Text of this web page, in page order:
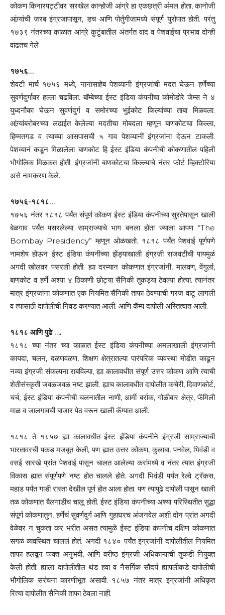
कोकण किनारपट्टीवर सरखेल कान्होजी आंग्रे हा एकछत्री अंमल होता, कानोजी
आंग्र्यांची जरब इंग्रजापासून, डच आणि पोर्तुगीजामध्ये संपूर्ण युरोपात होती. परंतु
१७३९ नंतरच्या काळात आंग्रे कुटुंबातील अंतर्गत वाद व पेशवाईचा प्रभाव दोन्ही
वाढतच गेले
१७५६…
शेवटी मार्च १७५६ मध्ये, नानासाहेब पेशव्यानी इंग्रजांची मदत घेऊन हर्णेच्या
सुवर्णदुर्गावर हल्ला चढविला. बॉम्बेच्या ईस्ट इंडिया कंपनीचा कोमोडोरे जेम्स ने ४
युध्दनौका घेऊन सुवर्णदुर्ग व समोरच्या भुईकोट किल्यांच्या ताबा मिळवला.
आंग्र्यांबरोबरच्या लढाईत केलेल्या मदतीचा मोबदला म्हणून बाणकोटचा किल्ला,
हिम्मतगड व त्याच्या आसपासची ५ गाव पेशव्यानीं इंग्रजांना देऊन टाकली.
पेशव्यानं कडून मिळालेला बाणकोट हि ईस्ट इंडिया कंपनीची कोकणातील पहिली
भौगोलिक मिळकत होती. इंग्रजांनी बाणकोटचा किल्ल्याचे नंतर फोर्ट व्हिक्टोरिया
असे नामकरण केले.
१७५६-१८१८…
१७५६ नंतर १८१८ पर्यंत संपूर्ण कोकण ईस्ट इंडिया कंपनीच्या सुरतेपासून खाली
बेळगाव पर्यंत पसरलेल्या साम्राज्याचे भाग बनला होता ज्याला आपण “The
Bombay Presidency” म्हणून ओळखतो. १८१८ पर्यंत पेशवाई पूर्णपणे
नामशेष होऊन ईस्ट इंडिया कंपनीच्या झेंड्याखाली इंग्रज़ी राजवटीची पायमुळं
अगदी खोलवर पसरली होती. ह्या दरम्यान कोकणात इंग्रजांनी, मालवण, वेंगुर्ला,
बाणकोट व हर्णे अश्या ४ ठिकाणी छोट्या सैनिकी तुकड्या ठेवल्या होत्या. त्यानंतर
मात्र इंग्रजांना कोकणात एक नियमित सैनिकी ताफा ठेवण्याची गरज वाटू लागली
व त्यासाठी दापोलीची निवड करण्यात आली. आणि कॅम्प दापोली अस्तित्वात आली.
१८१८ आणि पुढे ….
१८१८ च्या नंतर च्या काळात ईस्ट इंडिया कंपनीच्या अमलाखाली इंग्रजांनी
कायदा, चलन, दळणवळण, शिक्षण क्षेत्रातल्या पारंपरिक व्यवस्था मोडीत काढून
नव्या इंग्रजी संकल्पना राबविल्या, ह्या कालावधीत संपूर्ण उत्तर कोकण आणि त्याची
शेतीसंस्कृती जवळजवळ नष्ट झाली. ह्याच कालावधीत दापोलीत कचेरी, दिवाणकोर्ट,
चर्च, ईस्ट इंडिया कंपनीची चलनातील नाणी, आर्मी बर्राक, गोळीबार क्षेत्र, फॅमिली
माळ व जालगावची बाजार पेठ वरून खाली कॅम्पात आली.
१८१८ ते १८५७ ह्या कालावधीत ईस्ट इंडिया कंपनीने इंग्रजी साम्राज्याची
भारतावरची पकड मजबूत केली, पण ह्यात उत्तर कोकण, कुलाबा, पनवेल, भिवंडी व
वसई सारखे प्रांत पेशवाई पासून चालत आलेल्या करांमध्ये व नंतर त्यात इंग्रजी
विकास ह्यात संपूर्णपणे नष्ट होत चालले होते. अगदी भिवंडी पर्यंत रेल्वे ट्रॅकस,
महाड पर्यंत गाडी रास्ता देखील पूर्ण होत आला होता. पण त्यापुढे दापोली पासून खाली
तळ कोकणात बैलगाडीच चालू होती. ईस्ट इंडिया कंपनीच्या अश्या परिस्थितीत सुद्धा
संपूर्ण कोकणातुन, हर्णेचं सुवर्णदुर्ग आणि गुहाघरच अंजनवेल अशी दोन प्रांत अगदी
वेळेवर न चुकता कर भरीत असत त्यामुळे ईस्ट इंडिया कंपनीचं दक्षिण कोकणात
सगळं व्यवस्थित चाललं होतं. अगदी १८४० पर्यंत इंग्रजांनी दापोलीतील नियमित
ताफा हलवून फक्त अनुभवी, आणि वरीष्ठ इंग्रज़ी अधिकाऱ्यांची तुकडी नियुक्त
केली होती. ह्याला दापोलीतील थंड हवा व नैसर्गिक सौंदर्य ह्यापलीकडे दापोलीची
भौगोलिक सरंचना कारणीभूत असावी. १८५७ नंतर मात्र इंग्रजांनी अधिकृत
रित्या दापोलीत सैनिकी ताफा ठेवला नाही.